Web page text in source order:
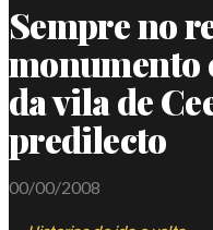
Sempre no
monumento
da vila de
predilecto
00/00/2008